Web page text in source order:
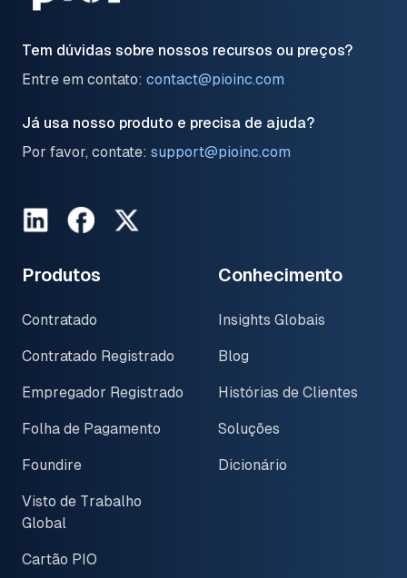
Tem dúvidas sobre nossos recursos ou preços?
Entre em contato: contact@pioinc.com
Já usa nosso produto e precisa de ajuda?
Por favor, contate: support@pioinc.com
LinkedInFacebookTwitter
Produtos
Contratado
Contratado Registrado
Empregador Registrado
Folha de Pagamento
Foundire
Visto de Trabalho
Global
Cartão PIO
Conhecimento
Insights Globais
Blog
Histórias de Clientes
Soluções
Dicionário